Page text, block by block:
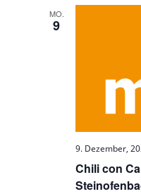
MO.
9
Chili con
9. Dezember,